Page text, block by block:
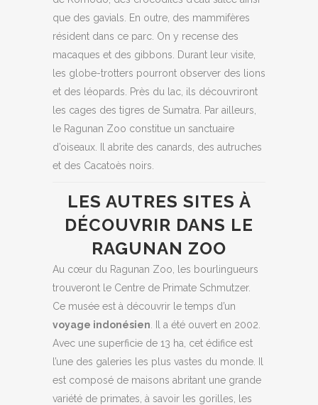
que des gavials. En outre, des mammifères
résident dans ce parc. On y recense des
macaques et des gibbons. Durant leur visite,
les globe-trotters pourront observer des lions
et des léopards. Près du lac, ils découvriront
les cages des tigres de Sumatra. Par ailleurs,
le Ragunan Zoo constitue un sanctuaire
d’oiseaux. Il abrite des canards, des autruches
et des Cacatoès noirs.
LES AUTRES SITES À
DÉCOUVRIR DANS LE
RAGUNAN ZOO
Au cœur du Ragunan Zoo, les bourlingueurs
trouveront le Centre de Primate Schmutzer.
Ce musée est à découvrir le temps d’un
voyage indonésien . Il a été ouvert en 2002.
Avec une superficie de 13 ha, cet édifice est
l’une des galeries les plus vastes du monde. Il
est composé de maisons abritant une grande
variété de primates, à savoir les gorilles, les